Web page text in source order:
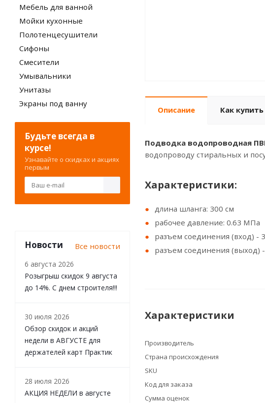
Описание Как купить
Подводка водопроводная
водопроводу стиральных и
Xарактеристики:
длина шланга: 300 см
рабочее давление: 0.63 МПа
разъем соединения (вход) -
разъем соединения (выход)
Характеристики
Производитель
Страна происхождения
SKU
Код для заказа
Сумма оценок
Мебель для ванной
Мойки кухонные
Полотенцесушители
Сифоны
Смесители
Умывальники
Унитазы
Экраны под ванну
Будьте всегда в
курсе!
Узнавайте о скидках и акциях
первым
Новости Все новости
6 августа 2026
Розыгрыш скидок 9 августа
до 14%. С днем строителя!!!
30 июля 2026
Обзор скидок и акций
недели в АВГУСТЕ для
держателей карт Практик
28 июля 2026
АКЦИЯ НЕДЕЛИ в августе